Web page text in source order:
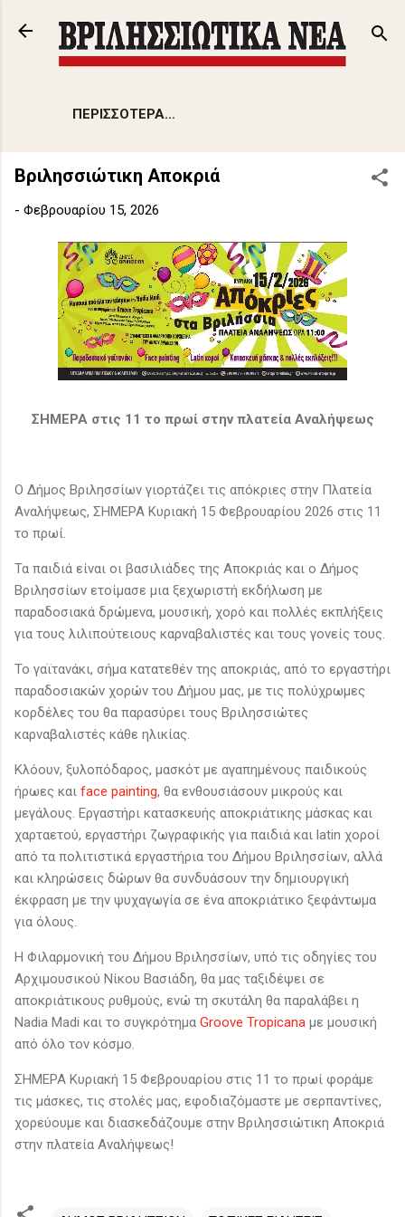
Μετάβαση στο κύριο περιεχόμενο
ΠΕΡΙΣΣΌΤΕΡΑ…
Βριλησσιώτικη Αποκριά
- Φεβρουαρίου 15, 2026
ΣΗΜΕΡΑ στις 11 το πρωί στην πλατεία Αναλήψεως
O Δήμος Βριλησσίων γιορτάζει τις απόκριες στην Πλατεία
Αναλήψεως, ΣΗΜΕΡΑ Κυριακή 15 Φεβρουαρίου 2026 στις 11
το πρωί.
Τα παιδιά είναι οι βασιλιάδες της Αποκριάς και ο Δήμος
Βριλησσίων ετοίμασε μια ξεχωριστή εκδήλωση με
παραδοσιακά δρώμενα, μουσική, χορό και πολλές εκπλήξεις
για τους λιλιπούτειους καρναβαλιστές και τους γονείς τους.
Το γαϊτανάκι, σήμα κατατεθέν της αποκριάς, από το εργαστήρι
παραδοσιακών χορών του Δήμου μας, με τις πολύχρωμες
κορδέλες του θα παρασύρει τους Βριλησσιώτες
καρναβαλιστές κάθε ηλικίας.
Κλόουν, ξυλοπόδαρος, μασκότ με αγαπημένους παιδικούς
ήρωες και face painting, θα ενθουσιάσουν μικρούς και
μεγάλους. Εργαστήρι κατασκευής αποκριάτικης μάσκας και
χαρταετού, εργαστήρι ζωγραφικής για παιδιά και latin χοροί
από τα πολιτιστικά εργαστήρια του Δήμου Βριλησσίων, αλλά
και κληρώσεις δώρων θα συνδυάσουν την δημιουργική
έκφραση με την ψυχαγωγία σε ένα αποκριάτικο ξεφάντωμα
για όλους.
Η Φιλαρμονική του Δήμου Βριλησσίων, υπό τις οδηγίες του
Αρχιμουσικού Νίκου Βασιάδη, θα μας ταξιδέψει σε
αποκριάτικους ρυθμούς, ενώ τη σκυτάλη θα παραλάβει η
Νadia Madi και το συγκρότημα Groove Tropicana με μουσική
από όλο τον κόσμο.
ΣΗΜΕΡΑ Κυριακή 15 Φεβρουαρίου στις 11 το πρωί φοράμε
τις μάσκες, τις στολές μας, εφοδιαζόμαστε με σερπαντίνες,
χορεύουμε και διασκεδάζουμε στην Βριλησσιώτικη Αποκριά
στην πλατεία Αναλήψεως!